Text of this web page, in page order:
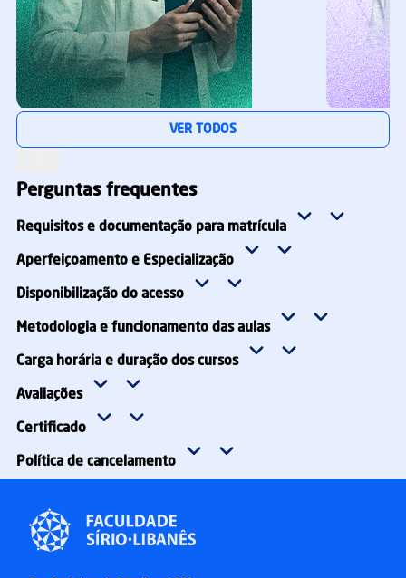
Especialização
Inteligência Artificial e Ciência De Dados Em Saúde
Especialização
Neurociência
VER TODOS
Perguntas frequentes
Requisitos e documentação para matrícula
Aperfeiçoamento e Especialização
Disponibilização do acesso
Metodologia e funcionamento das aulas
Carga horária e duração dos cursos
Avaliações
Certificado
Política de cancelamento